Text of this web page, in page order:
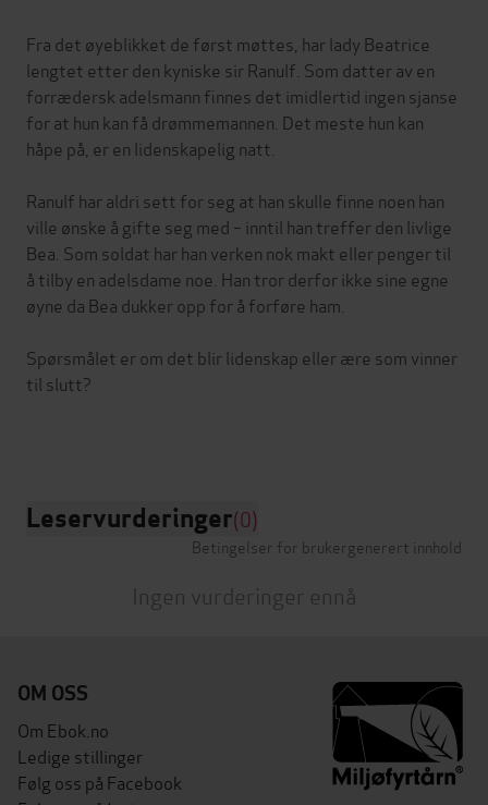
Fra det øyeblikket de først møttes, har lady Beatrice
lengtet etter den kyniske sir Ranulf. Som datter av en
forrædersk adelsmann finnes det imidlertid ingen sjanse
for at hun kan få drømmemannen. Det meste hun kan
håpe på, er en lidenskapelig natt.
Ranulf har aldri sett for seg at han skulle finne noen han
ville ønske å gifte seg med – inntil han treffer den livlige
Bea. Som soldat har han verken nok makt eller penger til
å tilby en adelsdame noe. Han tror derfor ikke sine egne
øyne da Bea dukker opp for å forføre ham.
Spørsmålet er om det blir lidenskap eller ære som vinner
til slutt?
Leservurderinger(0)
Betingelser for brukergenerert innhold
Ingen vurderinger ennå
OM OSS
Om Ebok.no
Ledige stillinger
Følg oss på Facebook